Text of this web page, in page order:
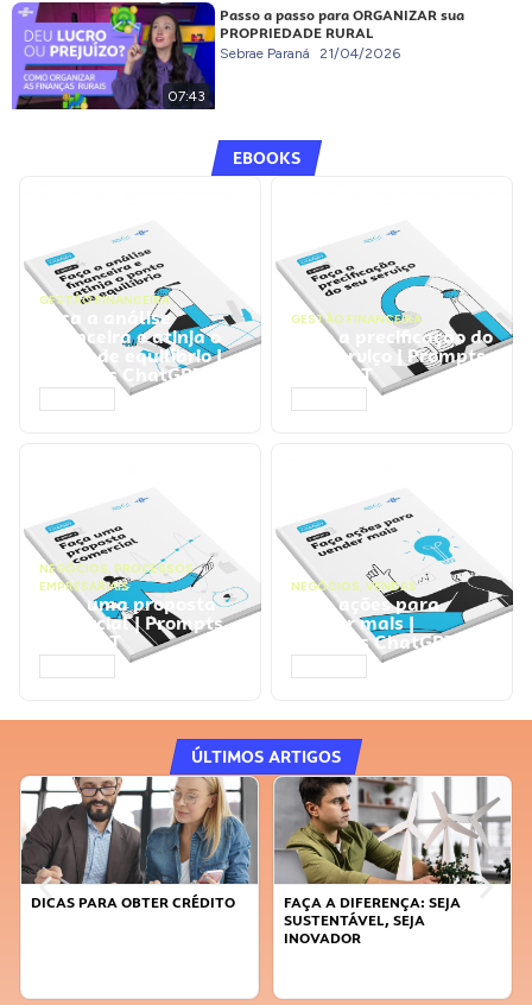
07:43
Passo a passo para ORGANIZAR sua
PROPRIEDADE RURAL
Sebrae Paraná 21/04/2026
EBOOKS
GESTÃO FINANCEIRA
Faça a análise
financeira e atinja o
ponto de equilíbrio |
Prompts ChatGPT
GESTÃO FINANCEIRA
Faça a precificação do
seu serviço | Prompts
ChatGPT
NEGÓCIOS, PROCESSOS
EMPRESARIAIS
Faça uma proposta
comercial | Prompts
ChatGPT
NEGÓCIOS, VENDAS
Faça ações para
vender mais |
Prompts ChatGPT
ÚLTIMOS ARTIGOS
DICAS PARA OBTER CRÉDITO
FAÇA A DIFERENÇA: SEJA
SUSTENTÁVEL, SEJA
INOVADOR